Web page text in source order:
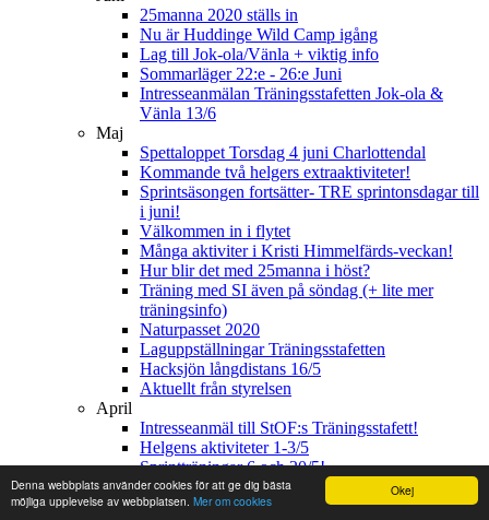
Okej
Denna webbplats använder cookies för att ge dig bästa
möjliga upplevelse av webbplatsen. Mer om cookies
25manna 2020 ställs in
Nu är Huddinge Wild Camp igång
Lag till Jok-ola/Vänla + viktig info
Sommarläger 22:e - 26:e Juni
Intresseanmälan Träningsstafetten Jok-ola &
Vänla 13/6
Maj
Spettaloppet Torsdag 4 juni Charlottendal
Kommande två helgers extraaktiviteter!
Sprintsäsongen fortsätter- TRE sprintonsdagar till
i juni!
Välkommen in i flytet
Många aktiviter i Kristi Himmelfärds-veckan!
Hur blir det med 25manna i höst?
Träning med SI även på söndag (+ lite mer
träningsinfo)
Naturpasset 2020
Laguppställningar Träningsstafetten
Hacksjön långdistans 16/5
Aktuellt från styrelsen
April
Intresseanmäl till StOF:s Träningsstafett!
Helgens aktiviteter 1-3/5
Sprintträningar 6 och 20/5!
Träningstävlingar 25-26/4
Annorlunda tider